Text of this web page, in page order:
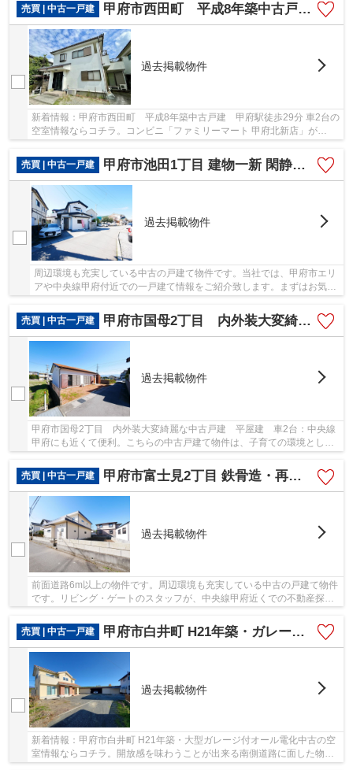
売買 | 中古一戸建
甲府市西田町 平成8年築中古戸建 甲府駅徒歩29分 車2台
過去掲載物件
新着情報：甲府市西田町 平成8年築中古戸建 甲府駅徒歩29分 車2台の
空室情報ならコチラ。コンビニ「ファミリーマート 甲府北新店」が
売買 | 中古一戸建
甲府市池田1丁目 建物一新 閑静な住宅街 バス停徒歩4分
過去掲載物件
周辺環境も充実している中古の戸建て物件です。当社では、甲府市エリ
アや中央線甲府付近での一戸建て情報をご紹介致します。まずはお気軽
にお問い合わせ下さい。
売買 | 中古一戸建
甲府市国母2丁目 内外装大変綺麗な中古戸建 平屋建 車2台
過去掲載物件
甲府市国母2丁目 内外装大変綺麗な中古戸建 平屋建 車2台：中央線
甲府にも近くて便利。こちらの中古戸建て物件は、子育ての環境として
もうってつけです。平屋で過ごすのはいかがで...
売買 | 中古一戸建
甲府市富士見2丁目 鉄骨造・再生中古住宅 土地135坪 都G
過去掲載物件
前面道路6m以上の物件です。周辺環境も充実している中古の戸建て物件
です。リビング・ゲートのスタッフが、中央線甲府近くでの不動産探し
売買 | 中古一戸建
甲府市白井町 H21年築・ガレージ付オール電化 敷地162坪
過去掲載物件
新着情報：甲府市白井町 H21年築・大型ガレージ付オール電化中古の空
室情報ならコチラ。開放感を味わうことが出来る南側道路に面した物件